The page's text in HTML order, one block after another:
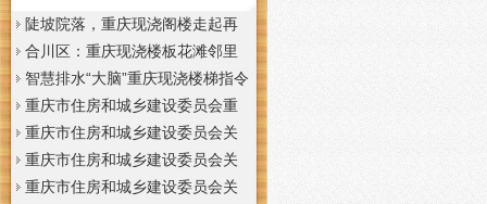
陡坡院落，重庆现浇阁楼走起再
也不慌了——山城重庆无障碍环
境建设有了新解法
合川区：重庆现浇楼板花滩邻里
中心获央视聚焦报道
智慧排水“大脑”重庆现浇楼梯指令
一发抢险队伍顷刻到位
重庆市住房和城乡建设委员会重
庆市城市管理局关于印发重庆市
租赁住房有关标准的重庆现浇楼
梯通知
重庆市住房和城乡建设委员会关
于征求《装配式混凝土少支撑免
支撑系统表示方法及示例（征求
重庆市住房和城乡建设委员会关
于重庆梦之域建筑工程有限公司
重庆市住房和城乡建设委员会关